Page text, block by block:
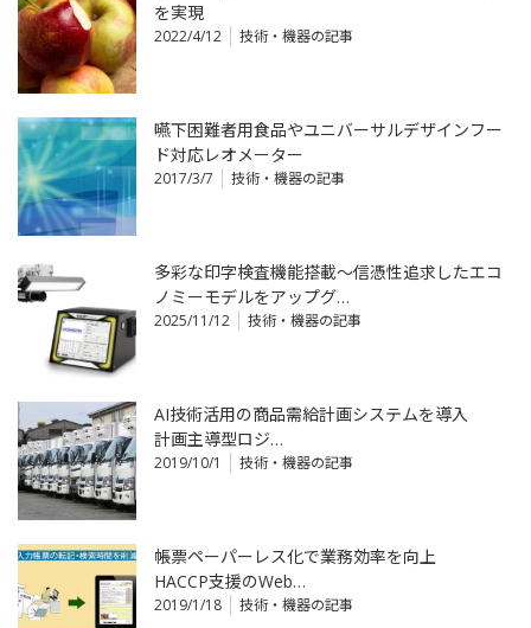
を実現
2022/4/12 技術・機器の記事
嚥下困難者用食品やユニバーサルデザインフー
ド対応レオメーター
2017/3/7 技術・機器の記事
多彩な印字検査機能搭載～信憑性追求したエコ
ノミーモデルをアップグ…
2025/11/12 技術・機器の記事
AI技術活用の商品需給計画システムを導入
計画主導型ロジ…
2019/10/1 技術・機器の記事
帳票ペーパーレス化で業務効率を向上
HACCP支援のWeb…
2019/1/18 技術・機器の記事